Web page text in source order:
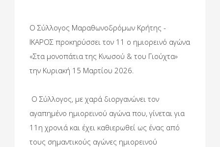
Ο Σύλλογος Μαραθωνοδρόμων Κρήτης -
ΙΚΑΡΟΣ προκηρύσσει τον 11 ο ημιορεινό αγώνα
«Στα μονοπάτια της Κνωσού & του Γιούχτα»
την Κυριακή 15 Μαρτίου 2026.
Ο Σύλλογος, με χαρά διοργανώνει τον
αγαπημένο ημιορεινού αγώνα που, γίνεται για
11η χρονιά και έχει καθιερωθεί ως ένας από
τους σημαντικούς αγώνες ημιορεινού